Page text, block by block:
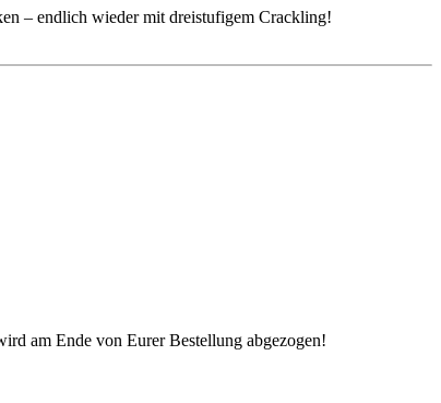
– endlich wieder mit dreistufigem Crackling!
am Ende von Eurer Bestellung abgezogen!